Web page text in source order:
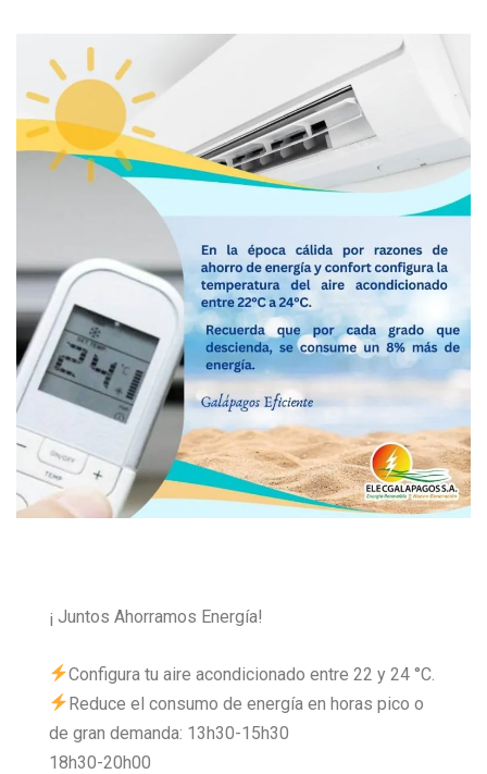
¡ Juntos Ahorramos Energía!
Configura tu aire acondicionado entre 22 y 24 °C.
Reduce el consumo de energía en horas pico o
de gran demanda: 13h30-15h30
18h30-20h00